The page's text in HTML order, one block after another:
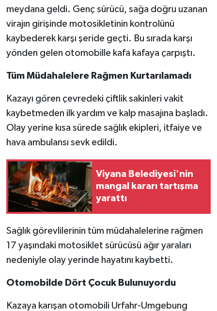
meydana geldi. Genç sürücü, sağa doğru uzanan
virajın girişinde motosikletinin kontrolünü
kaybederek karşı şeride geçti. Bu sırada karşı
yönden gelen otomobille kafa kafaya çarpıştı.
Tüm Müdahalelere Rağmen Kurtarılamadı
Kazayı gören çevredeki çiftlik sakinleri vakit
kaybetmeden ilk yardım ve kalp masajına başladı.
Olay yerine kısa sürede sağlık ekipleri, itfaiye ve
hava ambulansı sevk edildi.
Viyana Belediyesi'nin
mangal kararı tartışma
yarattı
Sağlık görevlilerinin tüm müdahalelerine rağmen
17 yaşındaki motosiklet sürücüsü ağır yaraları
nedeniyle olay yerinde hayatını kaybetti.
Otomobilde Dört Çocuk Bulunuyordu
Kazaya karışan otomobili Urfahr-Umgebung